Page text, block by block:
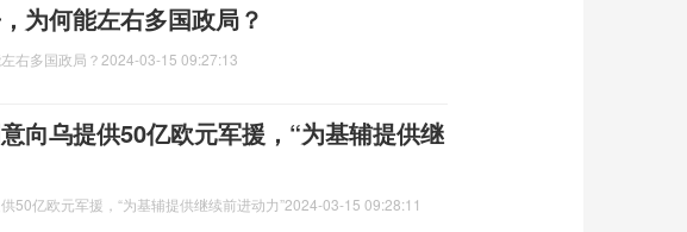
为何能左右多国政局？
右多国政局？ 2024-03-15 09:27:13
向乌提供50亿欧元军援，“为基辅提供继
50亿欧元军援，“为基辅提供继续前进动力”2024-03-15 09:28:11